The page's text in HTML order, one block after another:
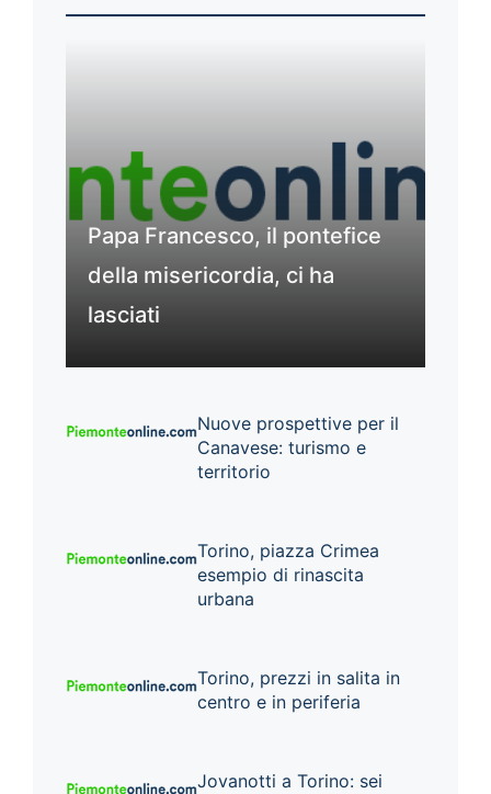
Papa Francesco, il pontefice
della misericordia, ci ha
lasciati
Nuove prospettive per il
Canavese: turismo e
territorio
Torino, piazza Crimea
esempio di rinascita
urbana
Torino, prezzi in salita in
centro e in periferia
Jovanotti a Torino: sei